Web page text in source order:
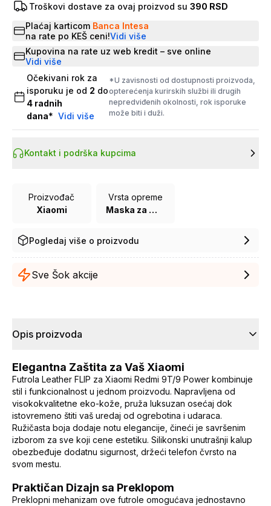
Troškovi dostave za ovaj proizvod su 390 RSD
Plaćaj karticom Banca Intesa
na rate po KEŠ ceni!Vidi više
Kupovina na rate uz web kredit – sve online
Vidi više
Očekivani rok za
isporuku je od 2 do
4 radnih
dana* Vidi više
*U zavisnosti od dostupnosti proizvoda,
opterećenja kurirskih službi ili drugih
nepredviđenih okolnosti, rok isporuke
može biti i duži.
Kontakt i podrška kupcima
Proizvođač
Xiaomi
Vrsta opreme
Maska za mobilni telefon
Pogledaj više o proizvodu
Sve Šok akcije
Opis proizvoda
Elegantna Zaštita za Vaš Xiaomi
Futrola Leather FLIP za Xiaomi Redmi 9T/9 Power kombinuje
stil i funkcionalnost u jednom proizvodu. Napravljena od
visokokvalitetne eko-kože, pruža luksuzan osećaj dok
istovremeno štiti vaš uredaj od ogrebotina i udaraca.
Ružičasta boja dodaje notu elegancije, čineći je savršenim
izborom za sve koji cene estetiku. Silikonski unutrašnji kalup
obezbeđuje dodatnu sigurnost, držeći telefon čvrsto na
svom mestu.
Praktičan Dizajn sa Preklopom
Preklopni mehanizam ove futrole omogućava jednostavno